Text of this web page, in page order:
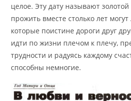
целое. Эту дату называют
прожить вместе столько лет
которые поистине дороги друг
идти по жизни плечом к плечу,
трудности и радуясь каждому
способны немногие.